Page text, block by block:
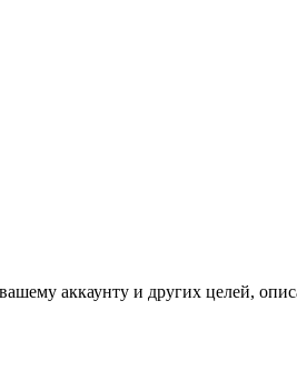
аккаунту и других целей,